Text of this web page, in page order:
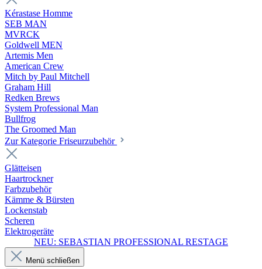
Kérastase Homme
SEB MAN
MVRCK
Goldwell MEN
Artemis Men
American Crew
Mitch by Paul Mitchell
Graham Hill
Redken Brews
System Professional Man
Bullfrog
The Groomed Man
Zur Kategorie Friseurzubehör
Glätteisen
Haartrockner
Farbzubehör
Kämme & Bürsten
Lockenstab
Scheren
Elektrogeräte
NEU: SEBASTIAN PROFESSIONAL RESTAGE
Menü schließen